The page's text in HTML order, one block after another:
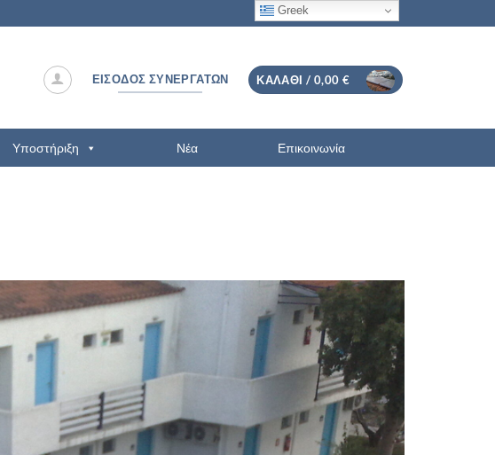
ΕΊΣΟΔΟΣ ΣΥΝΕΡΓΑΤΏΝ ΚΑΛΆΘΙ / 0,00 €
Υποστήριξη Νέα Επικοινωνία
Greek